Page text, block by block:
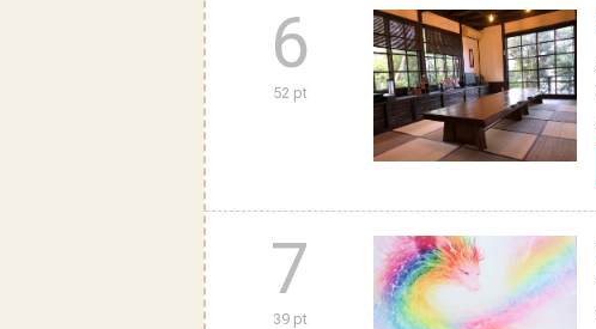
6
52 pt
7
39 pt